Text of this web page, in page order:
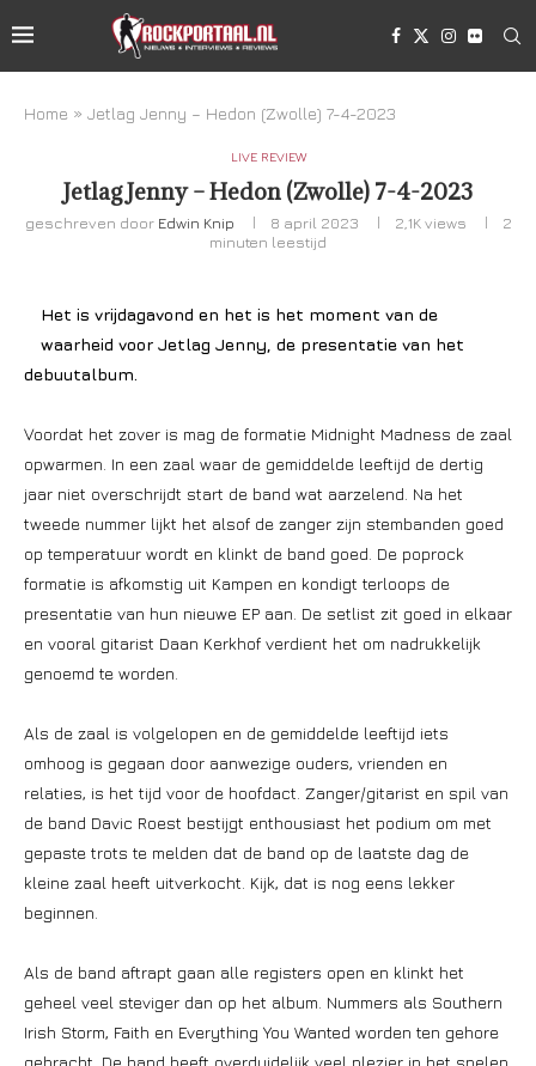
Home » Jetlag Jenny – Hedon (Zwolle) 7-4-2023
LIVE REVIEW
Jetlag Jenny – Hedon (Zwolle) 7-4-2023
geschreven door Edwin Knip 8 april 2023 2,1K views
2
minuten leestijd
Het is vrijdagavond en het is het moment van de
waarheid voor Jetlag Jenny, de presentatie van het
debuutalbum.
Voordat het zover is mag de formatie Midnight Madness de zaal
opwarmen. In een zaal waar de gemiddelde leeftijd de dertig
jaar niet overschrijdt start de band wat aarzelend. Na het
tweede nummer lijkt het alsof de zanger zijn stembanden goed
op temperatuur wordt en klinkt de band goed. De poprock
formatie is afkomstig uit Kampen en kondigt terloops de
presentatie van hun nieuwe EP aan. De setlist zit goed in elkaar
en vooral gitarist Daan Kerkhof verdient het om nadrukkelijk
genoemd te worden.
Als de zaal is volgelopen en de gemiddelde leeftijd iets
omhoog is gegaan door aanwezige ouders, vrienden en
relaties, is het tijd voor de hoofdact. Zanger/gitarist en spil van
de band Davic Roest bestijgt enthousiast het podium om met
gepaste trots te melden dat de band op de laatste dag de
kleine zaal heeft uitverkocht. Kijk, dat is nog eens lekker
beginnen.
Als de band aftrapt gaan alle registers open en klinkt het
geheel veel steviger dan op het album. Nummers als Southern
Irish Storm, Faith en Everything You Wanted worden ten gehore
gebracht. De band heeft overduidelijk veel plezier in het spelen